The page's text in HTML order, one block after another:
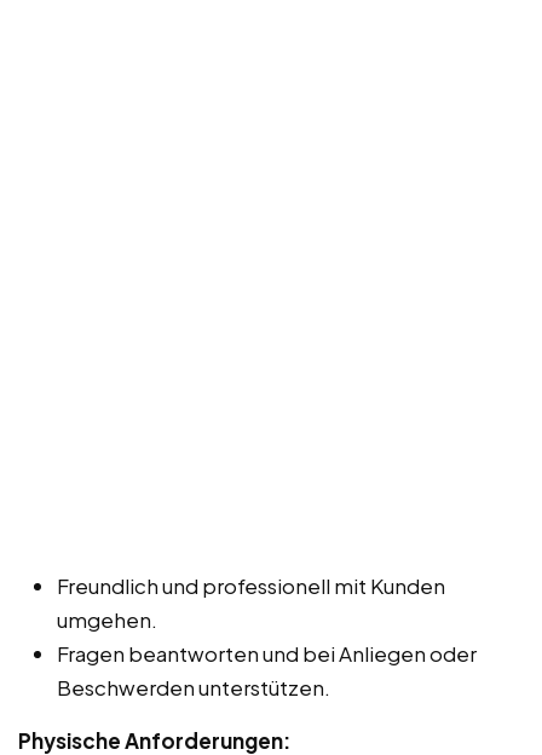
Freundlich und professionell mit Kunden
umgehen.
Fragen beantworten und bei Anliegen oder
Beschwerden unterstützen.
Physische Anforderungen: